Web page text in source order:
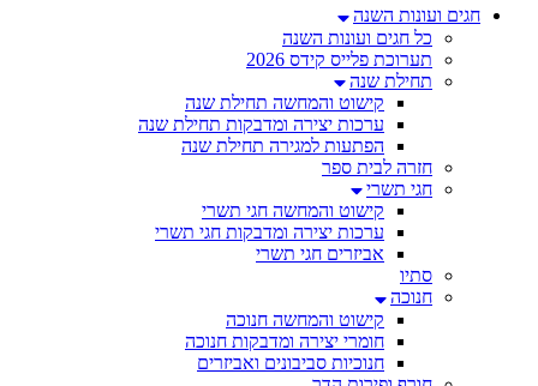
חגים ועונות השנה
כל חגים ועונות השנה
תערוכת פלייס קידס 2026
תחילת שנה
קישוט והמחשה תחילת שנה
ערכות יצירה ומדבקות תחילת שנה
הפתעות למגירה תחילת שנה
חזרה לבית ספר
חגי תשרי
קישוט והמחשה חגי תשרי
ערכות יצירה ומדבקות חגי תשרי
אביזרים חגי תשרי
סתיו
חנוכה
קישוט והמחשה חנוכה
חומרי יצירה ומדבקות חנוכה
חנוכיות סביבונים ואביזרים